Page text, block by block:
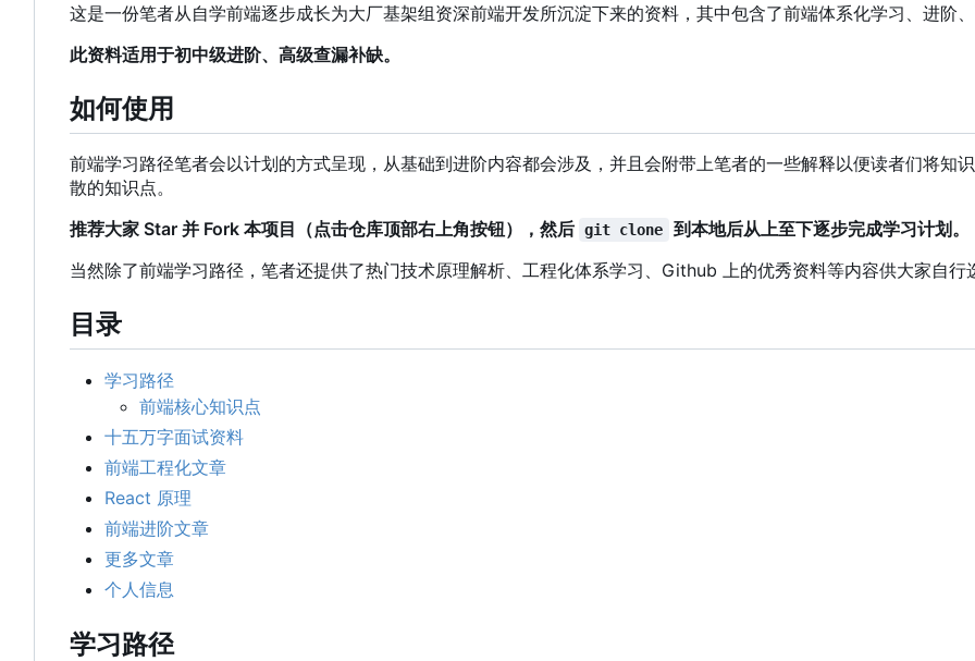
这是一份笔者从自学前端逐步成长为大厂基架组资深前端开发所沉淀下来的资料，其中包含了前端体系化学习、进阶、
此资料适用于初中级进阶、高级查漏补缺。
如何使用
前端学习路径笔者会以计划的方式呈现，从基础到进阶内容都会涉及，并且会附带上笔者的一些解释以便读者们将知
散的知识点。
推荐大家 Star 并 Fork 本项目（点击仓库顶部右上角按钮），然后 git clone
到本地后从上至下逐步完成学习计划。
当然除了前端学习路径 ， 笔者还提供了热门技术原理解析、工程化体系学习、Github 上的优秀资料等内容供大家自行
目录
学习路径
前端核心知识点
十五万字面试资料
前端工程化文章
React 原理
前端进阶文章
更多文章
个人信息
学习路径